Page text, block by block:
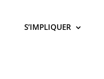
S’IMPLIQUER